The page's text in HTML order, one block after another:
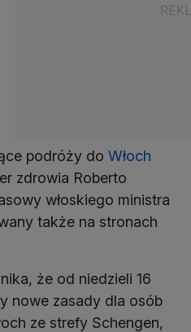
podróży do Włoch
zdrowia Roberto
włoskiego ministra
także na stronach
że od niedzieli 16
nowe zasady dla osób
ze strefy Schengen,